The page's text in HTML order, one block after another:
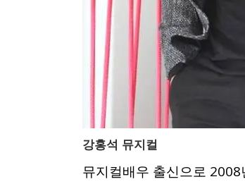
강홍석 뮤지컬
뮤지컬배우 출신으로